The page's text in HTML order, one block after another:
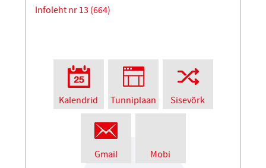
Infoleht nr 13 (664)
Kalendrid Tunniplaan Sisevõrk
Gmail Mobi